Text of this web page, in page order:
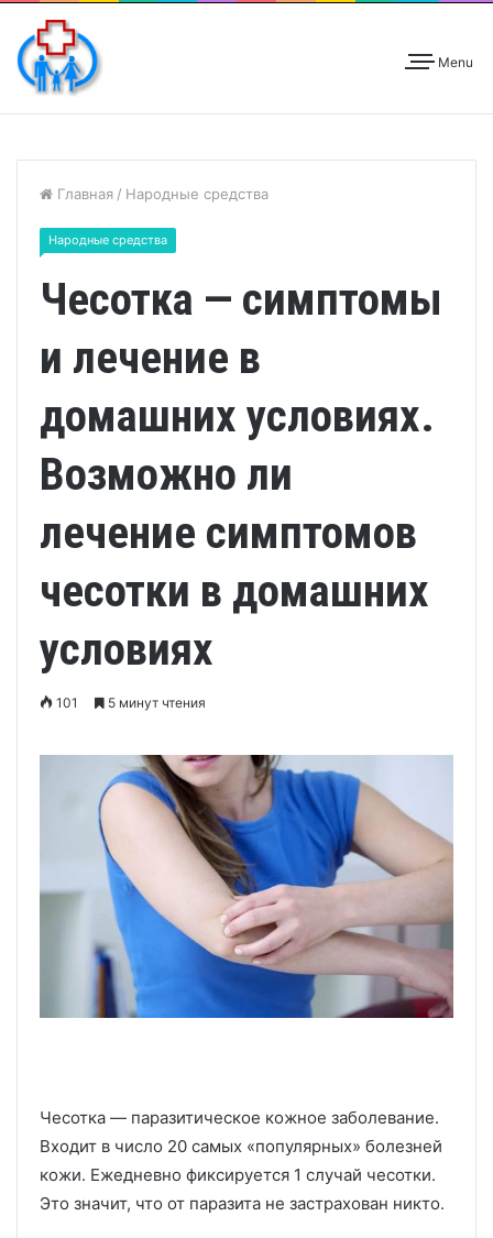
Menu
Главная / Народные средства
Народные средства
Чесотка — симптомы
и лечение в
домашних условиях.
Возможно ли
лечение симптомов
чесотки в домашних
условиях
101 5 минут чтения
Чесотка — паразитическое кожное заболевание.
Входит в число 20 самых «популярных» болезней
кожи. Ежедневно фиксируется 1 случай чесотки.
Это значит, что от паразита не застрахован никто.